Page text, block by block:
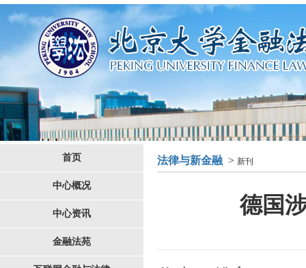
首页
中心概况
中心资讯
金融法苑
法律与新金融 > 新刊
德国